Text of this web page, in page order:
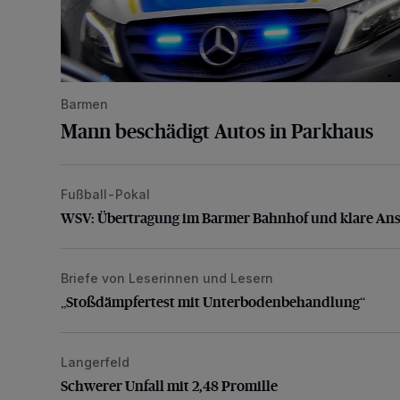
Barmen
Mann beschädigt Autos in Parkhaus
WSV: Übertragung im Barmer Bahnhof und klare
Fußball-Pokal
WSV: Übertragung im Barmer Bahnhof und klare
„Stoßdämpfertest mit Unterbodenbehandlung“
Briefe von Leserinnen und Lesern
„Stoßdämpfertest mit Unterbodenbehandlung“
Schwerer Unfall mit 2,48 Promille
Langerfeld
Schwerer Unfall mit 2,48 Promille